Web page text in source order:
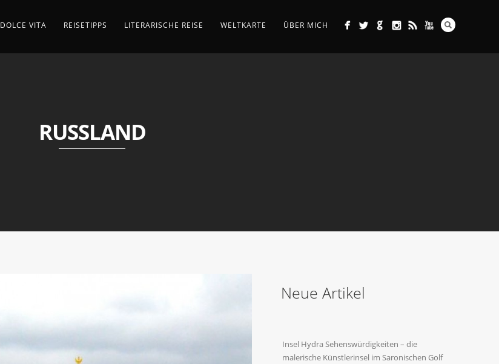
DOLCE VITA REISETIPPS LITERARISCHE REISE WELTKARTE ÜBER MICH
RUSSLAND
Neue Artikel
Insel Hydra Sehenswürdigkeiten – die
malerische Künstlerinsel im Saronischen Golf